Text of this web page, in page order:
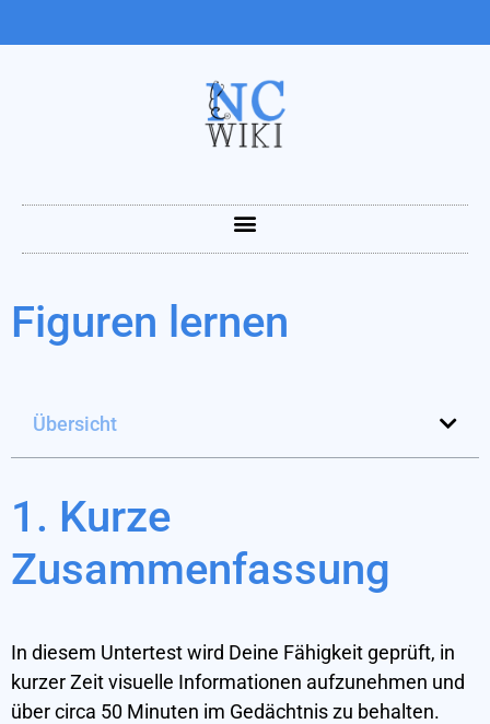
Figuren lernen
Übersicht
1. Kurze
Zusammenfassung
In diesem Untertest wird Deine Fähigkeit geprüft, in
kurzer Zeit visuelle Informationen aufzunehmen und
über circa 50 Minuten im Gedächtnis zu behalten.